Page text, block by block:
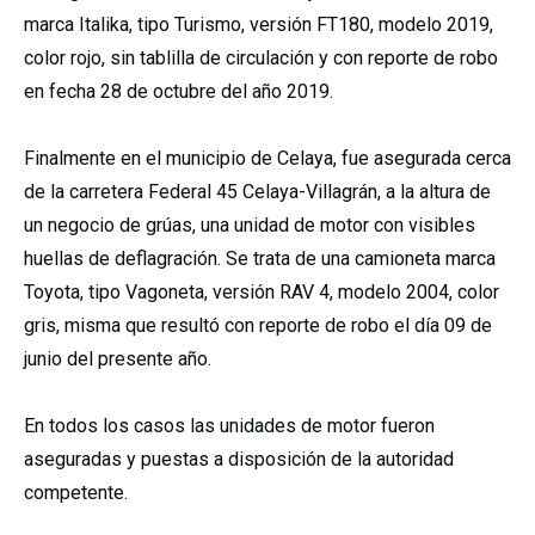
marca Italika, tipo Turismo, versión FT180, modelo 2019,
color rojo, sin tablilla de circulación y con reporte de robo
en fecha 28 de octubre del año 2019.
Finalmente en el municipio de Celaya, fue asegurada cerca
de la carretera Federal 45 Celaya-Villagrán, a la altura de
un negocio de grúas, una unidad de motor con visibles
huellas de deflagración. Se trata de una camioneta marca
Toyota, tipo Vagoneta, versión RAV 4, modelo 2004, color
gris, misma que resultó con reporte de robo el día 09 de
junio del presente año.
En todos los casos las unidades de motor fueron
aseguradas y puestas a disposición de la autoridad
competente.